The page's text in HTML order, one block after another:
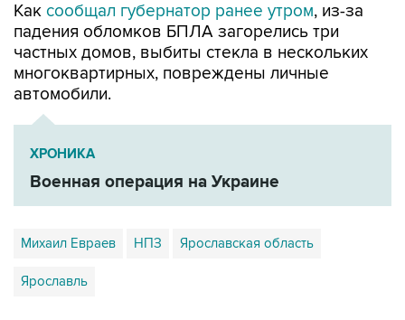
Как сообщал губернатор ранее утром, из-за
падения обломков БПЛА загорелись три
частных домов, выбиты стекла в нескольких
многоквартирных, повреждены личные
автомобили.
ХРОНИКА
Военная операция на Украине
Михаил Евраев НПЗ Ярославская область
Ярославль